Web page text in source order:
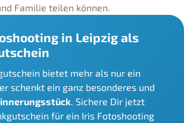
Familie teilen können.
in Leipzig als
bietet mehr als nur ein
schenkt ein ganz besonderes und
. Sichere Dir jetzt
für ein Iris Fotoshooting